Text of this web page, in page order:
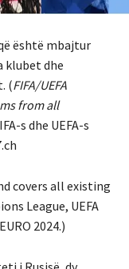
është mbajtur
klubet dhe
(FIFA/UEFA
from all
s dhe UEFA-s
covers all existing
League, UEFA
2024.)